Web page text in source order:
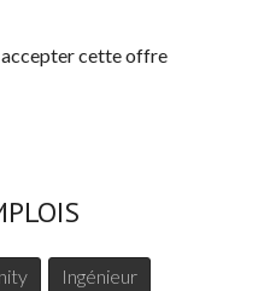
cette offre
Ingénieur